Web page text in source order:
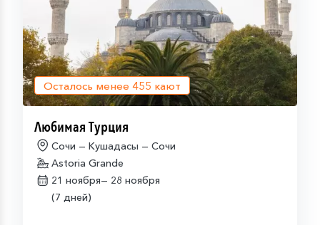
Осталось менее 455 кают
Любимая Турция
Сочи — Кушадасы — Сочи
Astoria Grande
21 ноября— 28 ноября
(7 дней)